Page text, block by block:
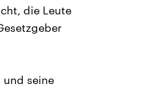
die Leute
seine